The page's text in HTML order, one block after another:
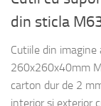
din sticla
Cutiile din
260x260x40mm
carton dur de 2
interior si exterior